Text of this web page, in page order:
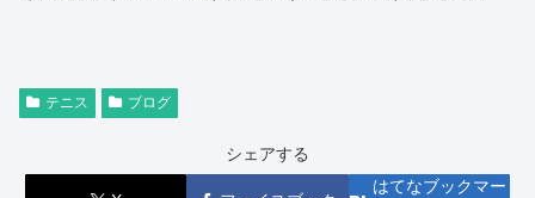
テニス ブログ
シェアする
はてなブックマー